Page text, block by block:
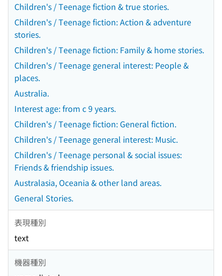
Children's / Teenage fiction & true stories.
Children's / Teenage fiction: Action & adventure
stories.
Children's / Teenage fiction: Family & home stories.
Children's / Teenage general interest: People &
places.
Australia.
Interest age: from c 9 years.
Children's / Teenage fiction: General fiction.
Children's / Teenage general interest: Music.
Children's / Teenage personal & social issues:
Friends & friendship issues.
Australasia, Oceania & other land areas.
General Stories.
表現種別
text
機器種別